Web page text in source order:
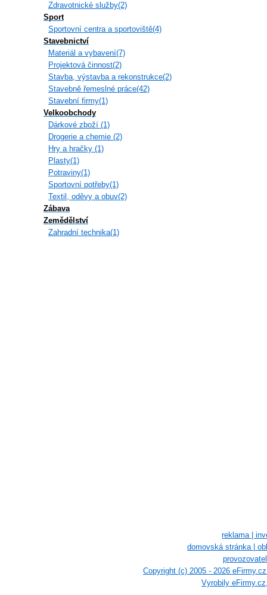
Zdravotnické služby(2)
Sport
Sportovní centra a sportoviště(4)
Stavebnictví
Materiál a vybavení(7)
Projektová činnost(2)
Stavba, výstavba a rekonstrukce(2)
Stavebně řemeslné práce(42)
Stavební firmy(1)
Velkoobchody
Dárkové zboží (1)
Drogerie a chemie (2)
Hry a hračky (1)
Plasty(1)
Potraviny(1)
Sportovní potřeby(1)
Textil, oděvy a obuv(2)
Zábava
Zemědělství
Zahradní technika(1)
reklama |
domovská stránka |
Copyright (c) 2005 - 2026
Vyrobily